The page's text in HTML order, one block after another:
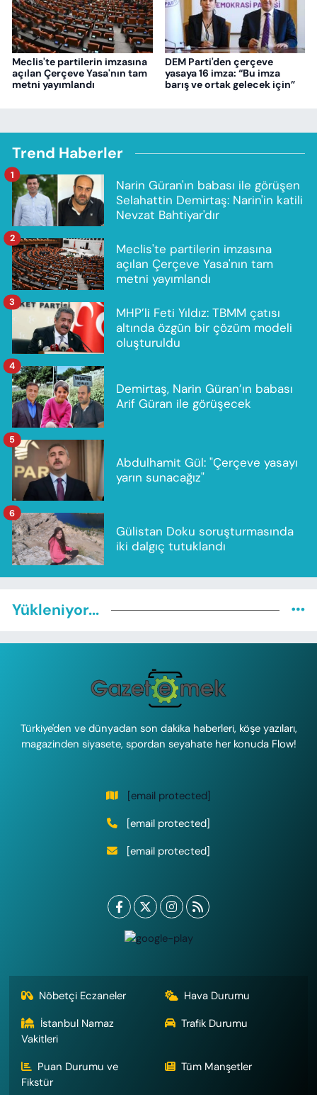
Meclis'te partilerin imzasına
açılan Çerçeve Yasa'nın tam
metni yayımlandı
DEM Parti'den çerçeve
yasaya 16 imza: “Bu imza
barış ve ortak gelecek için”
Trend Haberler
Narin Güran'ın babası ile görüşen
Selahattin Demirtaş: Narin'in katili
Nevzat Bahtiyar'dır
1
Meclis'te partilerin imzasına
açılan Çerçeve Yasa'nın tam
metni yayımlandı
2
MHP’li Feti Yıldız: TBMM çatısı
altında özgün bir çözüm modeli
oluşturuldu
3
Demirtaş, Narin Güran’ın babası
Arif Güran ile görüşecek
4
Abdulhamit Gül: "Çerçeve yasayı
yarın sunacağız"
5
Gülistan Doku soruşturmasında
iki dalgıç tutuklandı
6
Yükleniyor...
Türkiye'den ve dünyadan son dakika haberleri, köşe yazıları,
magazinden siyasete, spordan seyahate her konuda Flow!
[email protected]
[email protected]
[email protected]
Nöbetçi Eczaneler
Hava Durumu
İstanbul Namaz
Vakitleri
Trafik Durumu
Puan Durumu ve
Fikstür
Tüm Manşetler